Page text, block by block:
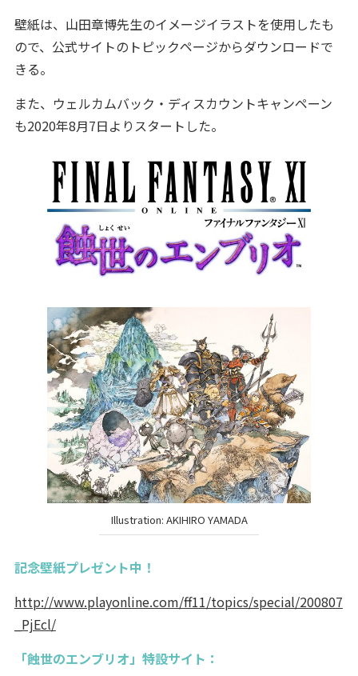
壁紙は、山田章博先生のイメージイラストを使用したも
ので、公式サイトのトピックページからダウンロードで
きる。
また、ウェルカムバック・ディスカウントキャンペーン
も2020年8月7日よりスタートした。
Illustration: AKIHIRO YAMADA
記念壁紙プレゼント中！
http://www.playonline.com/ff11/topics/special/200807
_PjEcl/
「蝕世のエンブリオ」特設サイト：